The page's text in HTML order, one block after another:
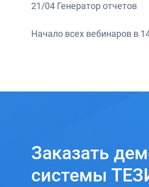
21/04 Генератор отчетов
Начало всех вебинаров в
Заказать
системы